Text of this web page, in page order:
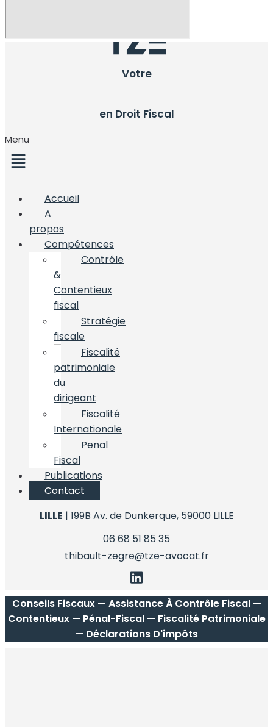
Votre
en Droit Fiscal
Menu
Accueil
A
propos
Compétences
Contrôle
&
Contentieux
fiscal
Stratégie
fiscale
Fiscalité
patrimoniale
du
dirigeant
Fiscalité
Internationale
Penal
Fiscal
Publications
Contact
LILLE | 199B Av. de Dunkerque, 59000 LILLE
06 68 51 85 35
thibault-zegre@tze-avocat.fr
Conseils Fiscaux — Assistance À Contrôle Fiscal —
Contentieux — Pénal-Fiscal — Fiscalité Patrimoniale
— Déclarations D'impôts